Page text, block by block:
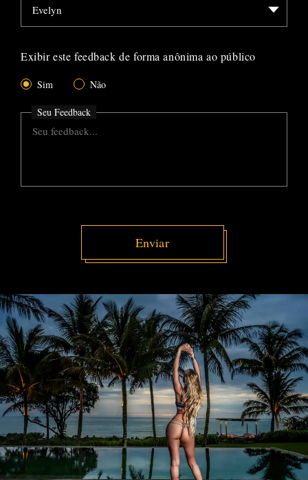
Exibir este feedback de forma anônima ao público
Sim Não
Seu Feedback
Enviar